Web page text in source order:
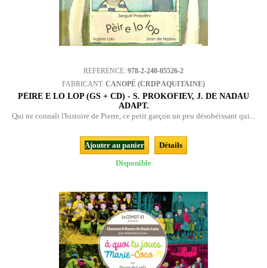
REFERENCE: 978-2-240-05526-2
FABRICANT: CANOPÉ (CRDP AQUITAINE)
PÈIRE E LO LOP (GS + CD) - S. PROKOFIEV, J. DE NADAU
ADAPT.
Qui ne connaît l'histoire de Pierre, ce petit garçon un peu désobéissant qui...
Ajouter au panier
Détails
Disponible